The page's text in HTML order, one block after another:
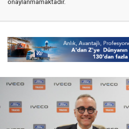
onaylanmamaktadır.